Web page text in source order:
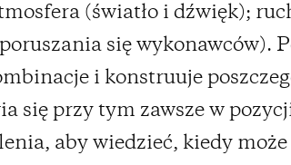
(światło i dźwięk);
się wykonawców).
i konstruuje
się przy tym zawsze w
aby wiedzieć, kiedy może